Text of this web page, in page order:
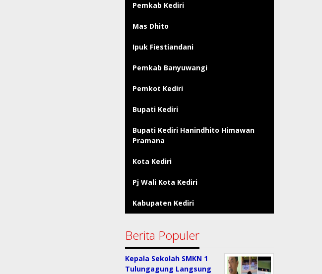
Pemkab Kediri
Mas Dhito
Ipuk Fiestiandani
Pemkab Banyuwangi
Pemkot Kediri
Bupati Kediri
Bupati Kediri Hanindhito Himawan
Pramana
Kota Kediri
Pj Wali Kota Kediri
Kabupaten Kediri
Berita Populer
Kepala Sekolah SMKN 1
Tulungagung Langsung